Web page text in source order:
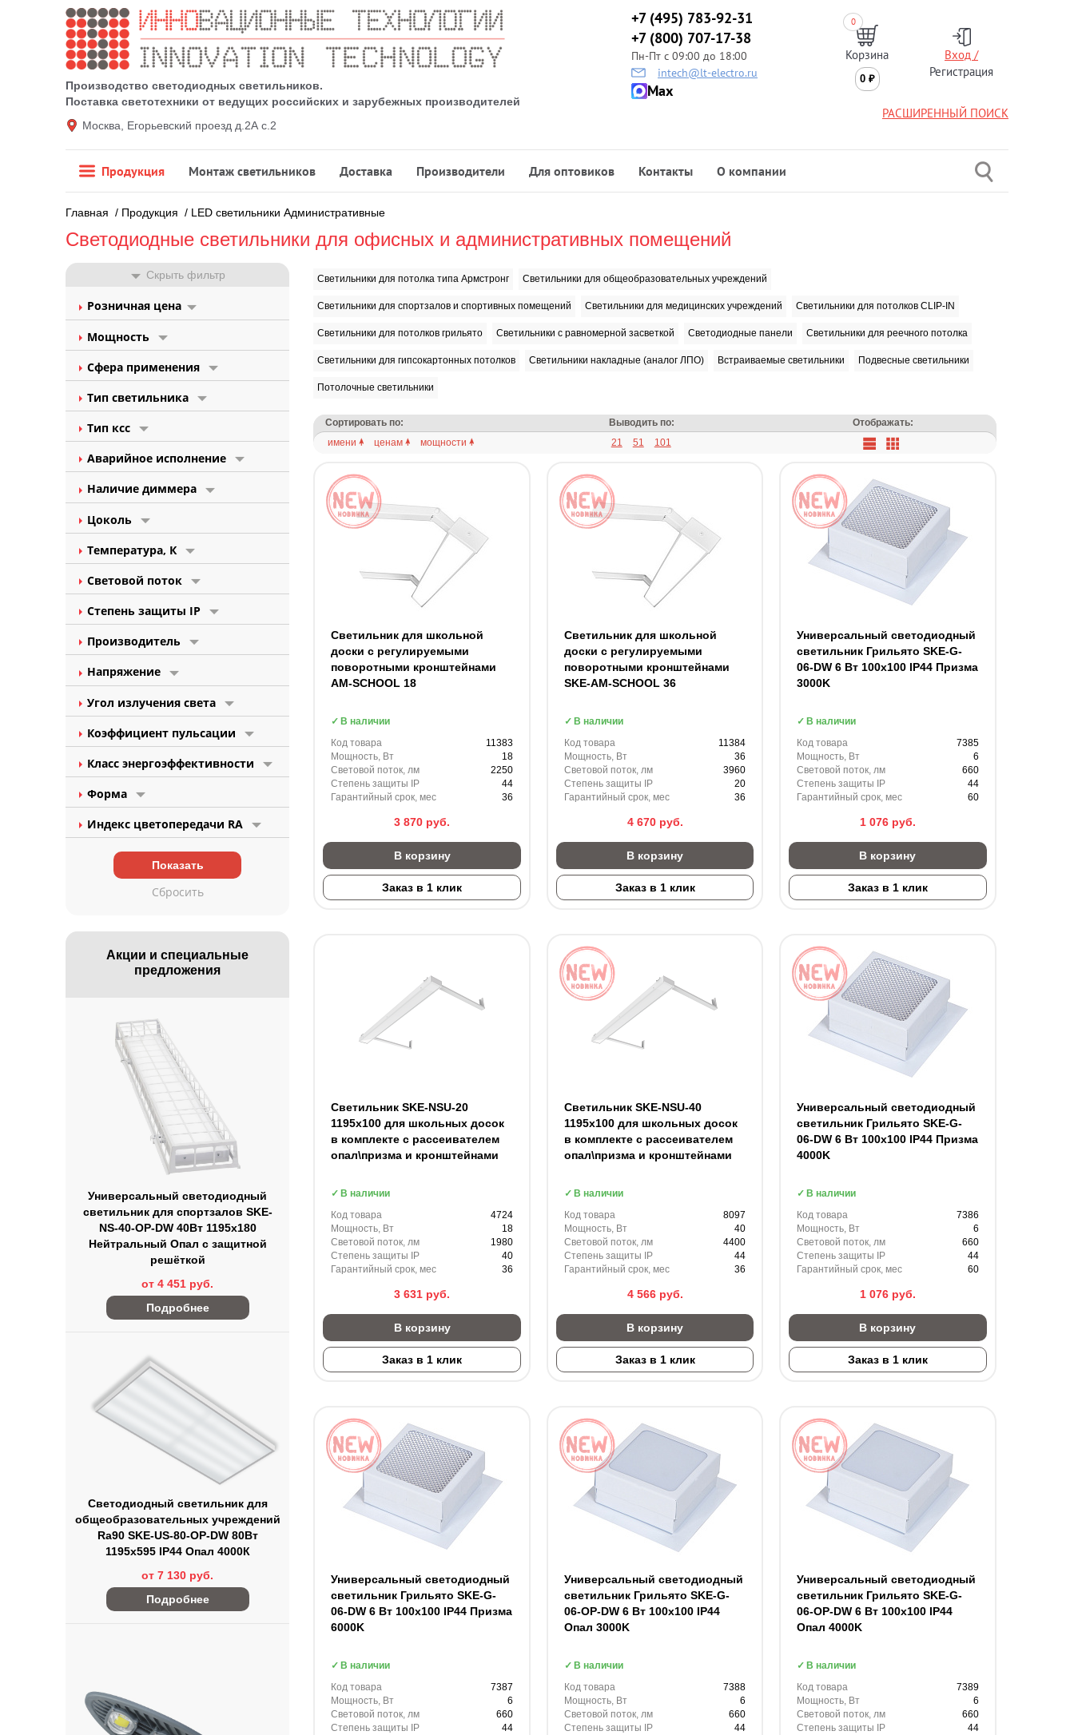
Производство светодиодных светильников.
Поставка светотехники от ведущих российских и зарубежных производителей
Москва, Егорьевский проезд д.2А с.2
+7 (495) 783-92-31
+7 (800) 707-17-38
Пн-Пт с 09:00 до 18:00
intech@lt-electro.ru
Max
0
Корзина
0 ₽
Вход /
Регистрация
РАСШИРЕННЫЙ ПОИСК
Продукция Монтаж светильников Доставка Производители Для оптовиков Контакты О компании
Главная / Продукция / LED светильники Административные
Светодиодные светильники для офисных и административных помещений
Скрыть фильтр
Розничная цена
Мощность
Сфера применения
Тип светильника
Тип ксс
Аварийное исполнение
Наличие диммера
Цоколь
Температура, К
Световой поток
Степень защиты IP
Производитель
Напряжение
Угол излучения света
Коэффициент пульсации
Класс энергоэффективности
Форма
Индекс цветопередачи RA
Акции и специальные
предложения
Универсальный светодиодный
светильник для спортзалов SKE-
NS-40-OP-DW 40Вт 1195х180
Нейтральный Опал с защитной
решёткой
от 4 451 руб.
Подробнее
Светодиодный светильник для
общеобразовательных учреждений
Ra90 SKE-US-80-OP-DW 80Вт
1195х595 IP44 Опал 4000К
от 7 130 руб.
Подробнее
Светильники для потолка типа Армстронг Светильники для общеобразовательных учреждений
Светильники для спортзалов и спортивных помещений Светильники для медицинских учреждений Светильники для потолков CLIP-IN
Светильники для потолков грильято Светильники с равномерной засветкой Светодиодные панели Светильники для реечного потолка
Светильники для гипсокартонных потолков Светильники накладные (аналог ЛПО) Встраиваемые светильники Подвесные светильники
Потолочные светильники
Сортировать по: Выводить по:
Отображать:
имени
ценам мощности 21 51 101
Светильник для школьной
доски c регулируемыми
поворотными кронштейнами
AM-SCHOOL 18
В наличии
Код товара
11383
Мощность, Вт
18
Световой поток, лм
2250
Степень защиты IP
44
Гарантийный срок, мес
36
3 870 руб.
В корзину
Заказ в 1 клик
Светильник для школьной
доски c регулируемыми
поворотными кронштейнами
SKE-AM-SCHOOL 36
В наличии
Код товара
11384
Мощность, Вт
36
Световой поток, лм
3960
Степень защиты IP
20
Гарантийный срок, мес
36
4 670 руб.
В корзину
Заказ в 1 клик
Универсальный светодиодный
светильник Грильято SKE-G-
06-DW 6 Вт 100x100 IP44 Призма
3000K
В наличии
Код товара
7385
Мощность, Вт
6
Световой поток, лм
660
Степень защиты IP
44
Гарантийный срок, мес
60
1 076 руб.
В корзину
Заказ в 1 клик
Светильник SKE-NSU-20
1195х100 для школьных досок
в комплекте с рассеивателем
опал\призма и кронштейнами
В наличии
Код товара
4724
Мощность, Вт
18
Световой поток, лм
1980
Степень защиты IP
40
Гарантийный срок, мес
36
3 631 руб.
В корзину
Заказ в 1 клик
Светильник SKE-NSU-40
1195х100 для школьных досок
в комплекте с рассеивателем
опал\призма и кронштейнами
В наличии
Код товара
8097
Мощность, Вт
40
Световой поток, лм
4400
Степень защиты IP
44
Гарантийный срок, мес
36
4 566 руб.
В корзину
Заказ в 1 клик
Универсальный светодиодный
светильник Грильято SKE-G-
06-DW 6 Вт 100x100 IP44 Призма
4000K
В наличии
Код товара
7386
Мощность, Вт
6
Световой поток, лм
660
Степень защиты IP
44
Гарантийный срок, мес
60
1 076 руб.
В корзину
Заказ в 1 клик
Универсальный светодиодный
светильник Грильято SKE-G-
06-DW 6 Вт 100x100 IP44 Призма
6000K
В наличии
Код товара
7387
Мощность, Вт
6
Световой поток, лм
660
Степень защиты IP
44
Универсальный светодиодный
светильник Грильято SKE-G-
06-OP-DW 6 Вт 100x100 IP44
Опал 3000K
В наличии
Код товара
7388
Мощность, Вт
6
Световой поток, лм
660
Степень защиты IP
44
Универсальный светодиодный
светильник Грильято SKE-G-
06-OP-DW 6 Вт 100x100 IP44
Опал 4000K
В наличии
Код товара
7389
Мощность, Вт
6
Световой поток, лм
660
Степень защиты IP
44